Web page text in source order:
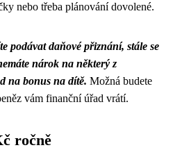
nebo třeba plánování dovolené.
podávat daňové přiznání, stále se
nárok na některý z
na bonus na dítě. Možná budete
vám finanční úřad vrátí.
ročně